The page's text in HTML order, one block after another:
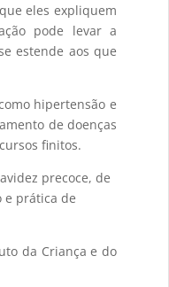
eles expliquem
pode levar a
estende aos que
hipertensão e
de doenças
finitos.
precoce, de
e prática de
da Criança e do